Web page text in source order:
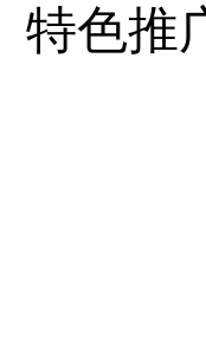
特色推